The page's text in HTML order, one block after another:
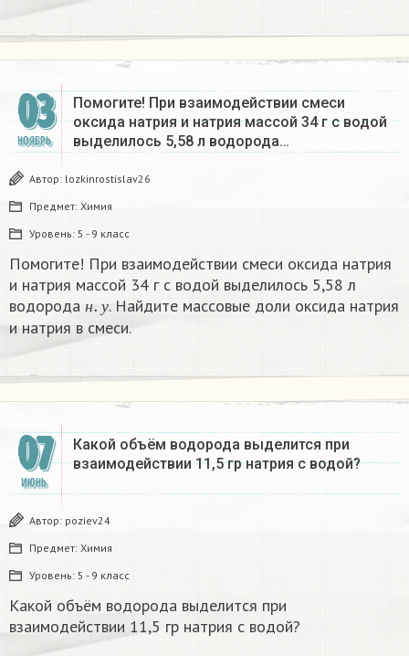
03
НОЯБРЬ
Помогите! При взаимодействии смеси
оксида натрия и натрия массой 34 г с водой
выделилось 5,58 л водорода…
Автор: lozkinrostislav26
Предмет: Химия
Уровень: 5 - 9 класс
Помогите! При взаимодействии смеси оксида натрия
и натрия массой 34 г с водой выделилось 5,58 л
водорода
н у
н.у
. Найдите массовые доли оксида натрия
и натрия в смеси.
07
ИЮНЬ
Какой объём водорода выделится при
взаимодействии 11,5 гр натрия с водой?
Автор: poziev24
Предмет: Химия
Уровень: 5 - 9 класс
Какой объём водорода выделится при
взаимодействии 11,5 гр натрия с водой?